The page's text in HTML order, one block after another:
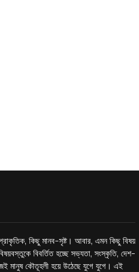
কিছু মানব-সৃষ্ট। আবার, এমন কিছু বিষয়
বিবর্তিত হচ্ছে সভ্যতা, সংস্কৃতি, দেশ-
মানুষ কৌতূহলী হয়ে উঠেছে যুগে যুগে। এই